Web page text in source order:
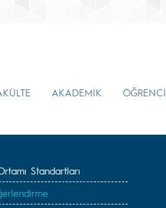
AKADEMİK ÖĞRENCİ
Standartları